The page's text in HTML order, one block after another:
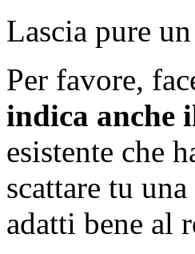
Lascia pure
Per favore,
indica anche
esistente che
scattare tu
adatti bene al